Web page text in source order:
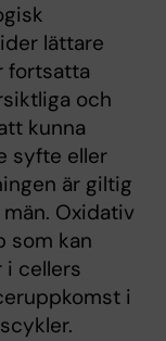
lättare
fortsatta
och
kunna
syfte eller
är giltig
Oxidativ
som kan
i cellers
i